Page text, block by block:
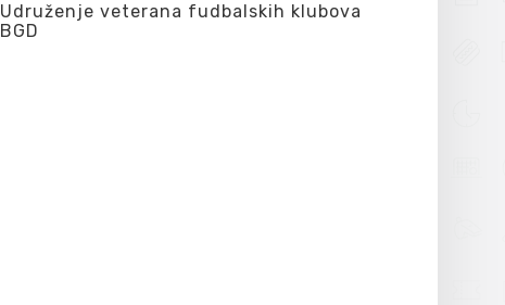
Udruženje veterana fudbalskih klubova
BGD